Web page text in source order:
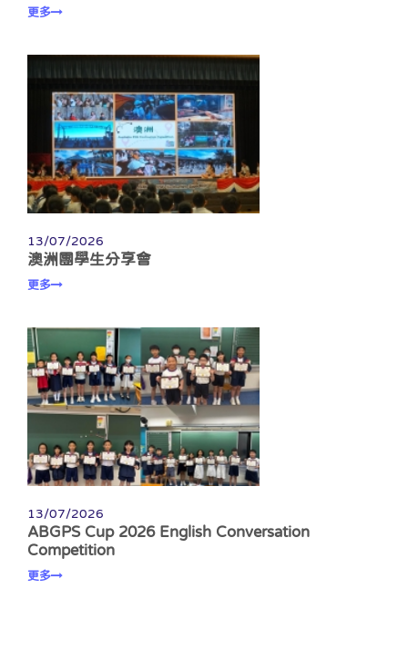
更多
13/07/2026
澳洲團學生分享會
更多
13/07/2026
ABGPS Cup 2026 English Conversation
Competition
更多